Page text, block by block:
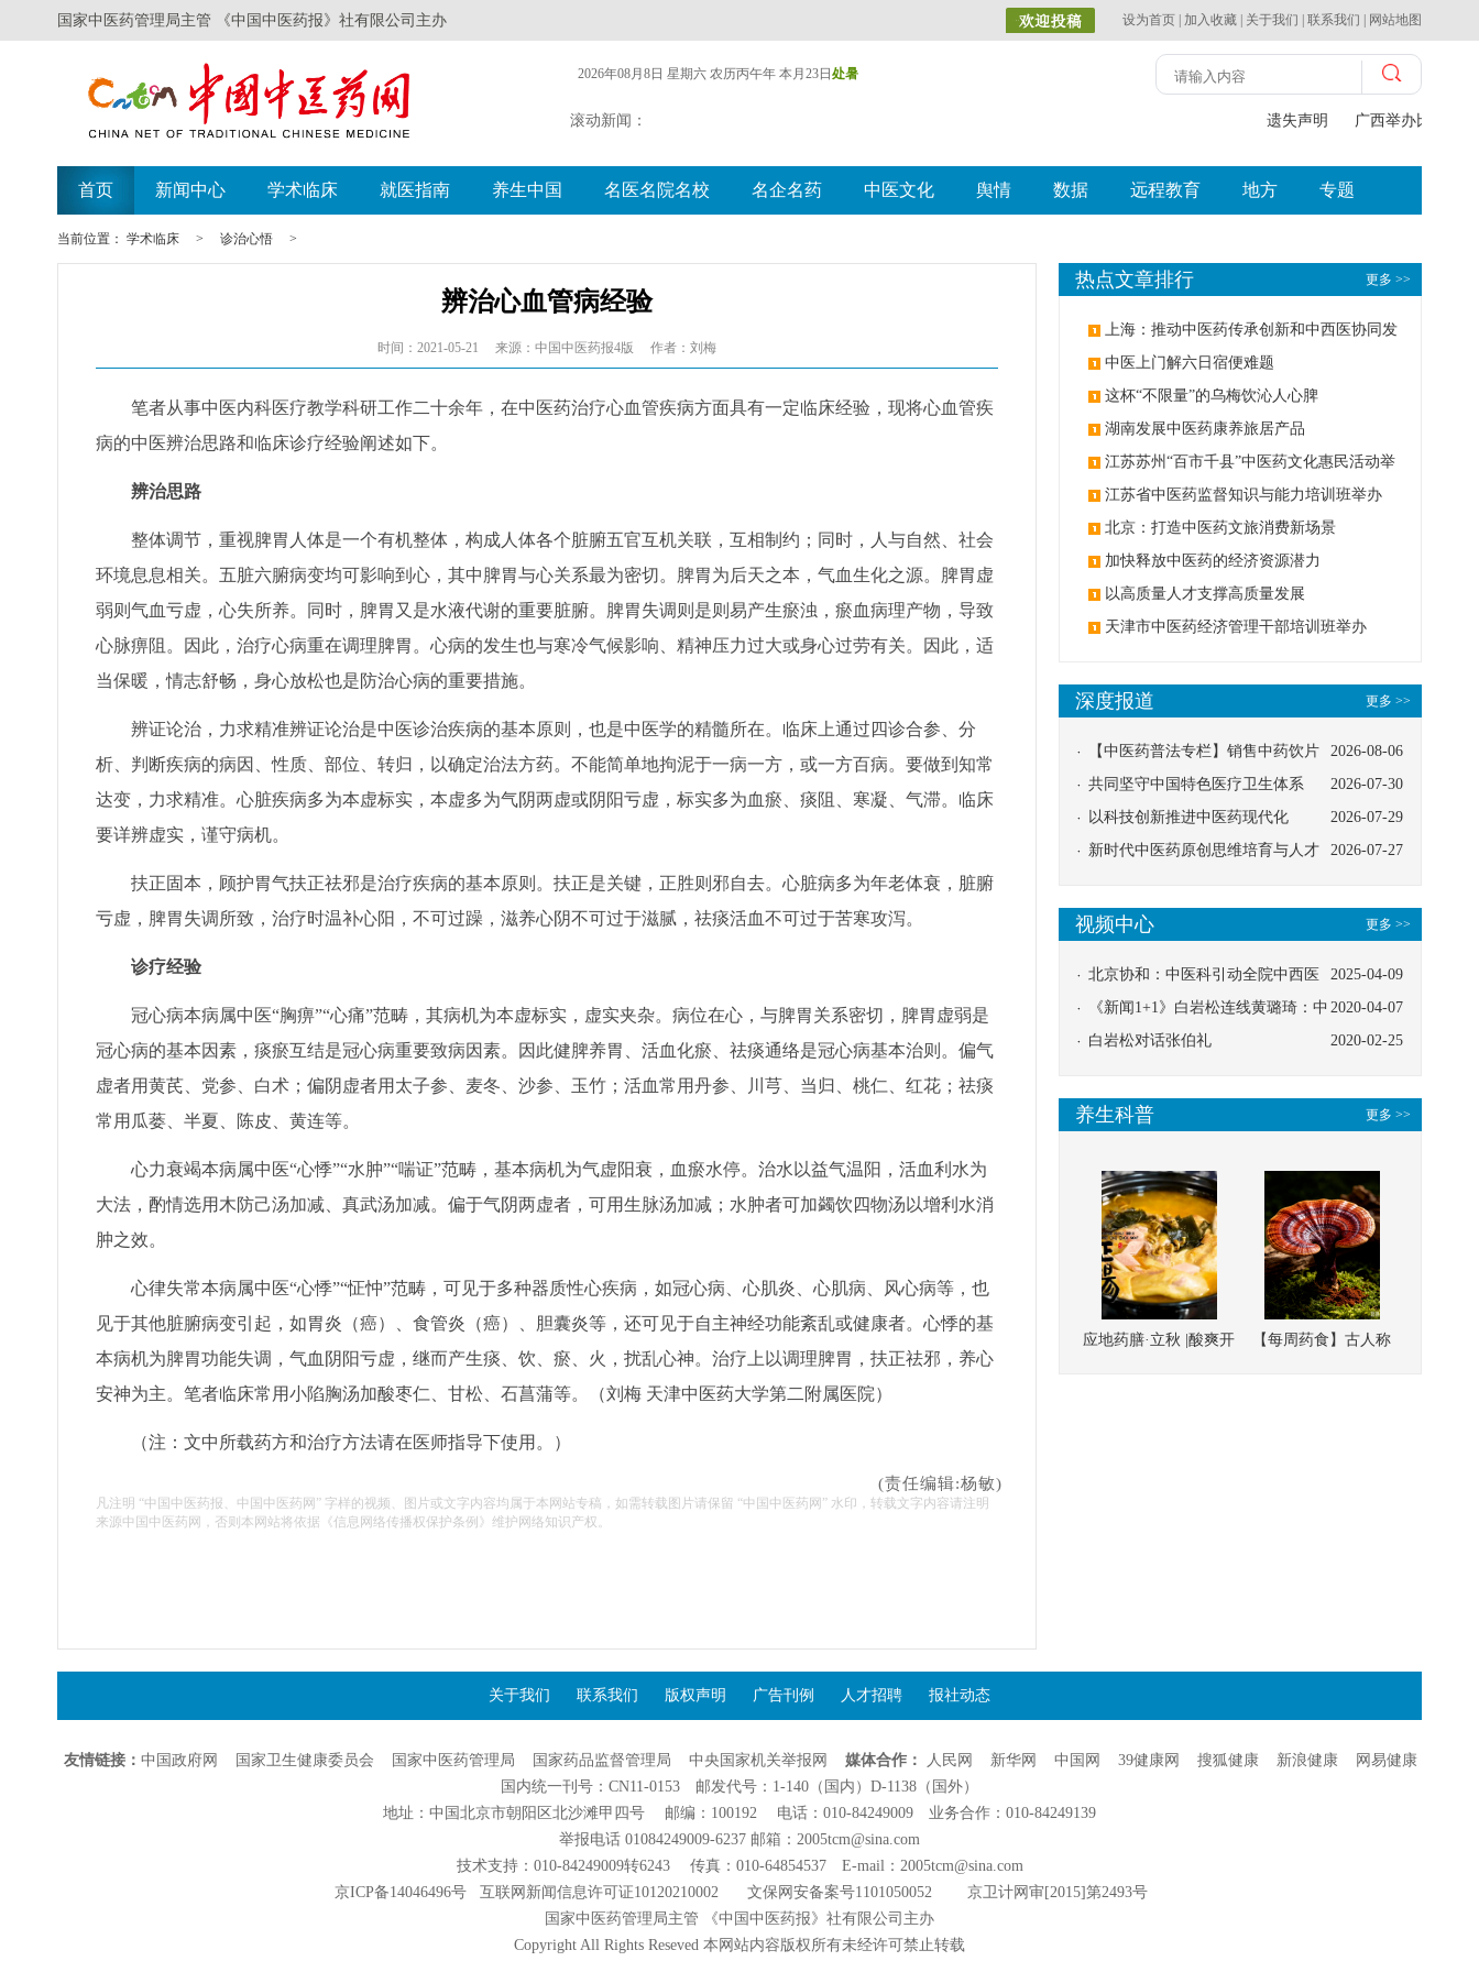
国家中医药管理局主管 《中国中医药报》社有限公司主办 设为首页 加入收藏 关于我们 联系我们 网站地图
2026年08月8日 星期六 农历丙午年 本月23日 处暑
滚动新闻： 遗失声明 广西举办比赛探
首页 新闻中心 学术临床 就医指南 养生中国 名医名院名校 名企名药 中医文化 舆情 数据 远程教育 地方 专题
当前位置： 学术临床 > 诊治心悟 >
辨治心血管病经验
时间：2021-05-21 来源：中国中医药报4版 作者：刘梅
笔者从事中医内科医疗教学科研工作二十余年，在中医药治疗心血管疾病方面具有一定临床经验，现将心血管疾
病的中医辨治思路和临床诊疗经验阐述如下。
辨治思路
整体调节，重视脾胃人体是一个有机整体，构成人体各个脏腑五官互机关联，互相制约；同时，人与自然、社会
环境息息相关。五脏六腑病变均可影响到心，其中脾胃与心关系最为密切。脾胃为后天之本，气血生化之源。脾胃虚
弱则气血亏虚，心失所养。同时，脾胃又是水液代谢的重要脏腑。脾胃失调则是则易产生瘀浊，瘀血病理产物，导致
心脉痹阻。因此，治疗心病重在调理脾胃。心病的发生也与寒冷气候影响、精神压力过大或身心过劳有关。因此，适
当保暖，情志舒畅，身心放松也是防治心病的重要措施。
辨证论治，力求精准辨证论治是中医诊治疾病的基本原则，也是中医学的精髓所在。临床上通过四诊合参、分
析、判断疾病的病因、性质、部位、转归，以确定治法方药。不能简单地拘泥于一病一方，或一方百病。要做到知常
达变，力求精准。心脏疾病多为本虚标实，本虚多为气阴两虚或阴阳亏虚，标实多为血瘀、痰阻、寒凝、气滞。临床
要详辨虚实，谨守病机。
扶正固本，顾护胃气扶正祛邪是治疗疾病的基本原则。扶正是关键，正胜则邪自去。心脏病多为年老体衰，脏腑
亏虚，脾胃失调所致，治疗时温补心阳，不可过躁，滋养心阴不可过于滋腻，祛痰活血不可过于苦寒攻泻。
诊疗经验
冠心病本病属中医“胸痹”“心痛”范畴，其病机为本虚标实，虚实夹杂。病位在心，与脾胃关系密切，脾胃虚弱是
冠心病的基本因素，痰瘀互结是冠心病重要致病因素。因此健脾养胃、活血化瘀、祛痰通络是冠心病基本治则。偏气
虚者用黄芪、党参、白术；偏阴虚者用太子参、麦冬、沙参、玉竹；活血常用丹参、川芎、当归、桃仁、红花；祛痰
常用瓜蒌、半夏、陈皮、黄连等。
心力衰竭本病属中医“心悸”“水肿”“喘证”范畴，基本病机为气虚阳衰，血瘀水停。治水以益气温阳，活血利水为
大法，酌情选用木防己汤加减、真武汤加减。偏于气阴两虚者，可用生脉汤加减；水肿者可加蠲饮四物汤以增利水消
肿之效。
心律失常本病属中医“心悸”“怔忡”范畴，可见于多种器质性心疾病，如冠心病、心肌炎、心肌病、风心病等，也
见于其他脏腑病变引起，如胃炎（癌）、食管炎（癌）、胆囊炎等，还可见于自主神经功能紊乱或健康者。心悸的基
本病机为脾胃功能失调，气血阴阳亏虚，继而产生痰、饮、瘀、火，扰乱心神。治疗上以调理脾胃，扶正祛邪，养心
安神为主。笔者临床常用小陷胸汤加酸枣仁、甘松、石菖蒲等。（刘梅 天津中医药大学第二附属医院）
（注：文中所载药方和治疗方法请在医师指导下使用。）
(责任编辑:杨敏)
凡注明 “中国中医药报、中国中医药网” 字样的视频、图片或文字内容均属于本网站专稿，如需转载图片请保留 “中国中医药网” 水印，转载文字内容请注明
来源中国中医药网，否则本网站将依据《信息网络传播权保护条例》维护网络知识产权。
更多 >>
热点文章排行
上海：推动中医药传承创新和中西医协同发
展 中医上门解六日宿便难题
这杯“不限量”的乌梅饮沁人心脾
湖南发展中医药康养旅居产品
江苏苏州“百市千县”中医药文化惠民活动举
办 江苏省中医药监督知识与能力培训班举办
北京：打造中医药文旅消费新场景
加快释放中医药的经济资源潜力
以高质量人才支撑高质量发展
天津市中医药经济管理干部培训班举办
更多 >>
深度报道
2026-08-06
【中医药普法专栏】销售中药饮片
应告知煎服方法及注意事项
2026-07-30
共同坚守中国特色医疗卫生体系
2026-07-29
以科技创新推进中医药现代化
2026-07-27
新时代中医药原创思维培育与人才
更多 >>
视频中心
2025-04-09
北京协和：中医科引动全院中西医
协同
2020-04-07
《新闻1+1》白岩松连线黄璐琦：中
医救治的临床效果
2020-02-25
白岩松对话张伯礼
更多 >>
养生科普
应地药膳·立秋 |酸爽开
【每周药食】古人称
关于我们 联系我们 版权声明 广告刊例 人才招聘 报社动态
友情链接： 中国政府网 国家卫生健康委员会 国家中医药管理局 国家药品监督管理局 中央国家机关举报网 媒体合作： 人民网 新华网 中国网 39健康网 搜狐健康 新浪健康
网易健康
国内统一刊号：CN11-0153 邮发代号：1-140（国内）D-1138（国外）
地址：中国北京市朝阳区北沙滩甲四号 邮编：100192 电话：010-84249009 业务合作：010-84249139
举报电话 01084249009-6237 邮箱：2005tcm@sina.com
技术支持：010-84249009转6243 传真：010-64854537 E-mail：2005tcm@sina.com
京ICP备14046496号
互联网新闻信息许可证10120210002文保网安备案号1101050052 京卫计网审[2015]第2493号
国家中医药管理局主管 《中国中医药报》社有限公司主办
Copyright All Rights Reseved 本网站内容版权所有未经许可禁止转载